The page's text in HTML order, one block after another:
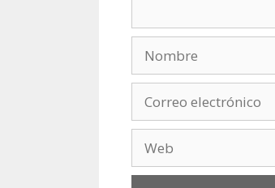
electrónico